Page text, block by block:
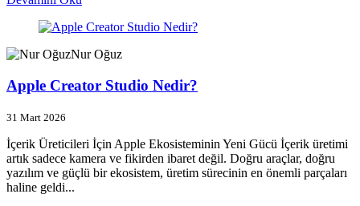
Nur Oğuz
Apple Creator Studio Nedir?
31 Mart 2026
İçerik Üreticileri İçin Apple Ekosisteminin Yeni Gücü İçerik üretimi
artık sadece kamera ve fikirden ibaret değil. Doğru araçlar, doğru
yazılım ve güçlü bir ekosistem, üretim sürecinin en önemli parçaları
haline geldi...